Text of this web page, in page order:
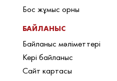
Бос жұмыс орны
БАЙЛАНЫС
Байланыс мәліметтері
Кері байланыс
Сайт картасы